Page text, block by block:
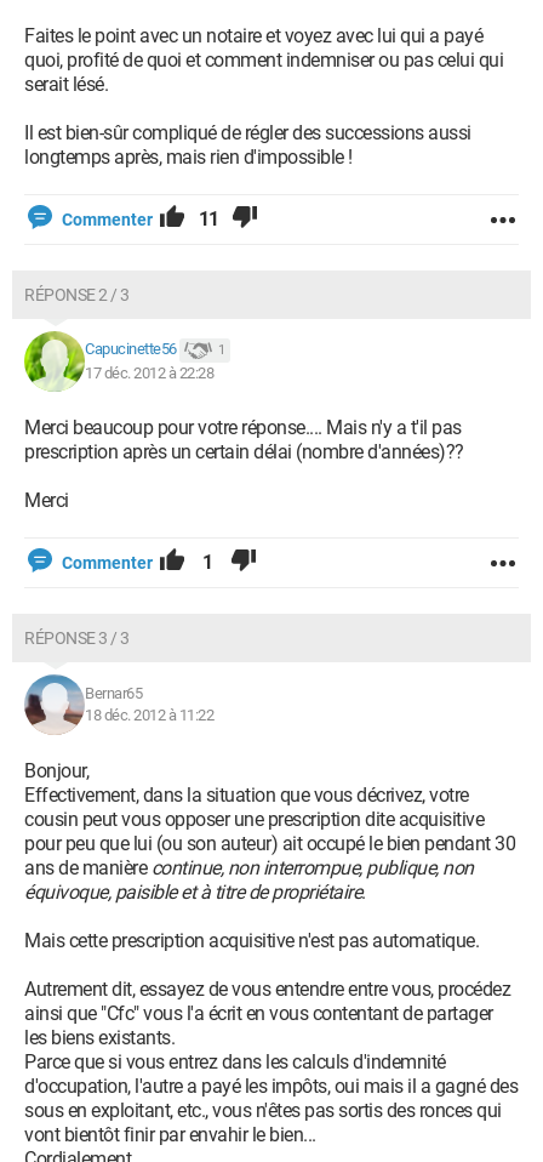
Faites le point avec un notaire et voyez avec lui qui a payé
quoi, profité de quoi et comment indemniser ou pas celui qui
serait lésé.
Il est bien-sûr compliqué de régler des successions aussi
longtemps après, mais rien d'impossible !
Commenter 11
RÉPONSE 2 / 3
Capucinette56 1
17 déc. 2012 à 22:28
Merci beaucoup pour votre réponse.... Mais n'y a t'il pas
prescription après un certain délai (nombre d'années)??
Merci
Commenter 1
RÉPONSE 3 / 3
Bernar65
18 déc. 2012 à 11:22
Bonjour,
Effectivement, dans la situation que vous décrivez, votre
cousin peut vous opposer une prescription dite acquisitive
pour peu que lui (ou son auteur) ait occupé le bien pendant 30
ans de manière continue, non interrompue, publique, non
équivoque, paisible et à titre de propriétaire.
Mais cette prescription acquisitive n'est pas automatique.
Autrement dit, essayez de vous entendre entre vous, procédez
ainsi que "Cfc" vous l'a écrit en vous contentant de partager
les biens existants.
Parce que si vous entrez dans les calculs d'indemnité
d'occupation, l'autre a payé les impôts, oui mais il a gagné des
sous en exploitant, etc., vous n'êtes pas sortis des ronces qui
vont bientôt finir par envahir le bien...